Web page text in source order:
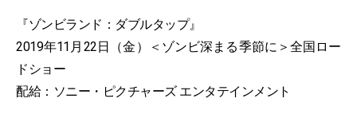
『ゾンビランド：ダブルタップ』
2019年11月22日（金）＜ゾンビ深まる季節に＞全国ロー
ドショー
配給：ソニー・ピクチャーズ エンタテインメント